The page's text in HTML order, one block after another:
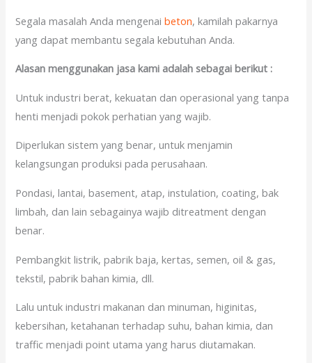
Segala masalah Anda mengenaibeton, kamilah pakarnya
yang dapat membantu segala kebutuhan Anda.
Alasan menggunakan jasa kami adalah sebagai berikut :
Untuk industri berat, kekuatan dan operasional yang tanpa
henti menjadi pokok perhatian yang wajib.
Diperlukan sistem yang benar, untuk menjamin
kelangsungan produksi pada perusahaan.
Pondasi, lantai, basement, atap, instulation, coating, bak
limbah, dan lain sebagainya wajib ditreatment dengan
benar.
Pembangkit listrik, pabrik baja, kertas, semen, oil & gas,
tekstil, pabrik bahan kimia, dll.
Lalu untuk industri makanan dan minuman, higinitas,
kebersihan, ketahanan terhadap suhu, bahan kimia, dan
traffic menjadi point utama yang harus diutamakan.